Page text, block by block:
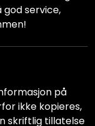
service,
på
ikke kopieres,
skriftlig tillatelse